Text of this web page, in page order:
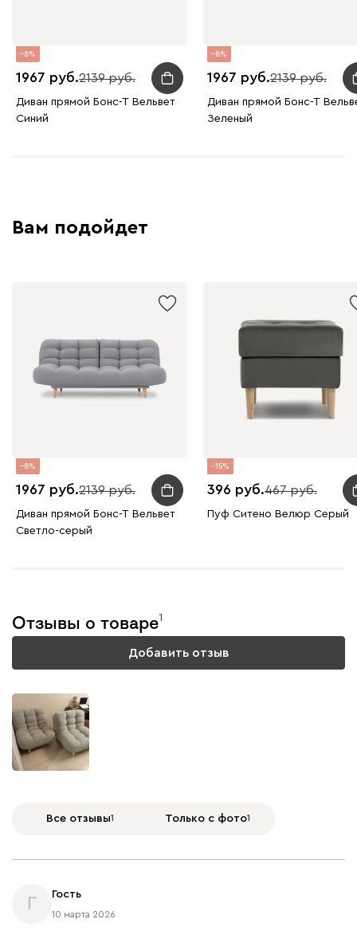
8
1967 2139
Диван прямой Бонс-Т Вельвет
Синий
8
1967 2139
Диван прямой Бонс-Т
Зеленый
Вам подойдет
8
1967 2139
Диван прямой Бонс-Т Вельвет
Светло-серый
15
396 467
Пуф Ситено Велюр Серый
Отзывы о товаре1
Добавить отзыв
Все отзывы1 Только с фото1
Г
Гость
10 марта 2026